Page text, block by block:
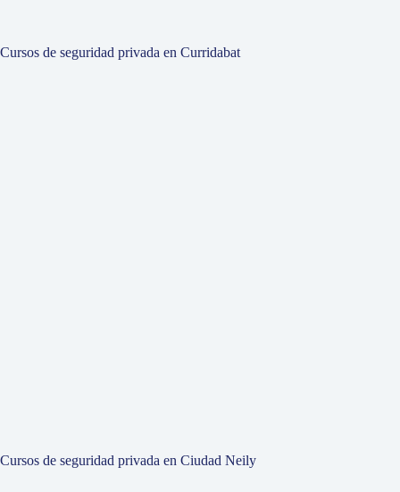
Cursos de seguridad privada en Curridabat
Cursos de seguridad privada en Ciudad Neily